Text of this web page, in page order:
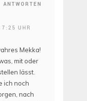
ANTWORTEN
UHR
Mekka!
mit oder
lässt.
ich noch
nach